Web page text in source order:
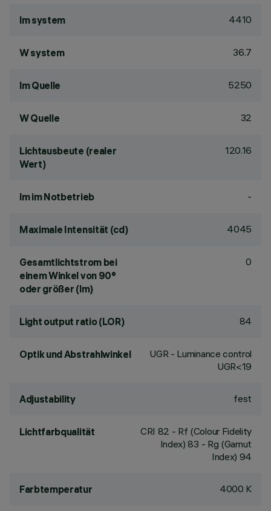
lm system 4410
W system 36.7
lm Quelle 5250
W Quelle 32
Lichtausbeute (realer
Wert)
120.16
lm im Notbetrieb -
Maximale Intensität (cd) 4045
Gesamtlichtstrom bei
einem Winkel von 90°
oder größer (lm)
0
Light output ratio (LOR) 84
Optik und Abstrahlwinkel
UGR - Luminance control
UGR<19
Adjustability fest
Lichtfarbqualität CRI 82 - Rf (Colour Fidelity
Index) 83 - Rg (Gamut
Index) 94
Farbtemperatur 4000 K